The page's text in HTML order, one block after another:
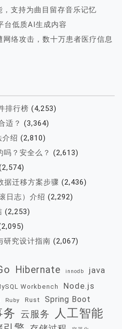
支持为曲目留存音乐记忆
台低质AI生成内容
络攻击，数十万患者医疗信息
排行榜 (4,253)
适？ (3,364)
绍 (2,810)
吗？安全么？ (2,613)
据迁移方案步骤 (2,436)
日志）介绍 (2,292)
(2,253)
研究设计指南 (2,067)
Hibernate innodb java
Workbench Node.js
Ruby Rust Spring Boot
务 云服务 人工智能